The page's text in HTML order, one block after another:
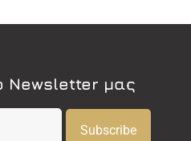
Newsletter μας
Subscribe